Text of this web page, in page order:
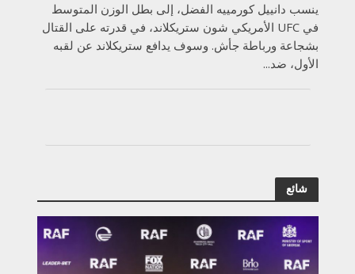
ينسب دانييل كورمييه الفضل، إلى بطل الوزن المتوسط
في UFC الأمريكي شون ستريكلاند، في قدرته على القتال
بشجاعة ورباطة جأش. وسوف يدافع ستريكلاند عن لقبه
الأول، ضد...
شائع